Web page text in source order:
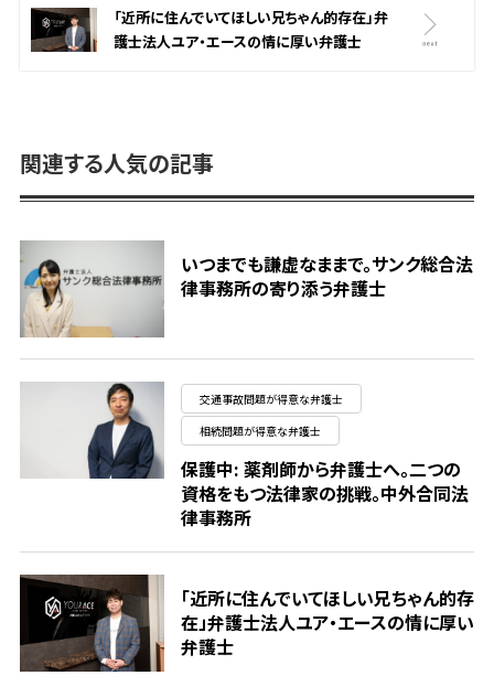
「近所に住んでいてほしい兄ちゃん的存在」弁
護士法人ユア・エースの情に厚い弁護士
関連する人気の記事
いつまでも謙虚なままで。サンク総合法
律事務所の寄り添う弁護士
交通事故問題が得意な弁護士
相続問題が得意な弁護士
保護中: 薬剤師から弁護士へ。二つの
資格をもつ法律家の挑戦。中外合同法
律事務所
「近所に住んでいてほしい兄ちゃん的存
在」弁護士法人ユア・エースの情に厚い
弁護士